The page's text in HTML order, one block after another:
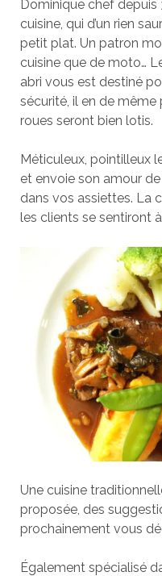
Dominique chef depuis
cuisine, qui d’un rien
petit plat. Un patron
cuisine que de moto…
abri vous est destiné
sécurité, il en de
roues seront bien lotis.
Méticuleux, pointilleux
et envoie son amour
dans vos assiettes. La
les clients se sentiront à
Une cuisine
proposée, des
prochainement vous
Également spécialisé